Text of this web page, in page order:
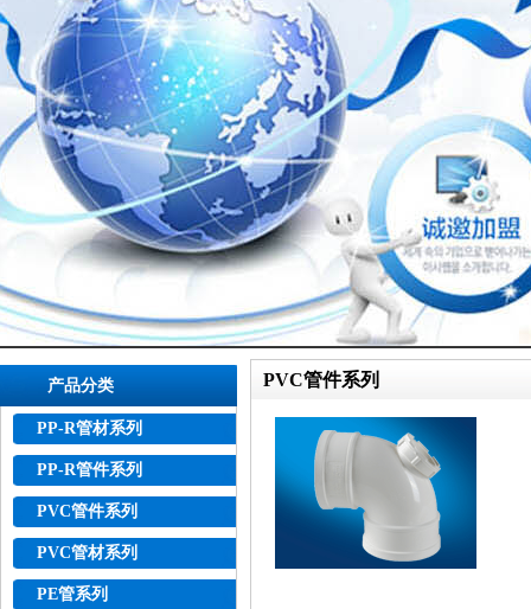
产品分类
PP-R管材系列
PP-R管件系列
PVC管件系列
PVC管材系列
PE管系列
PVC管件系列